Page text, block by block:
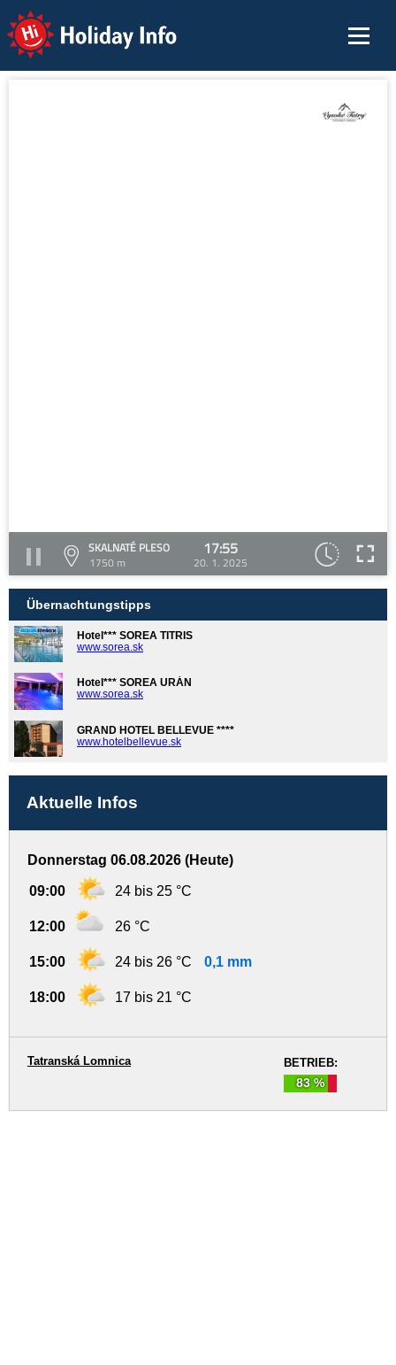
Holiday Info
SKALNATÉ PLESO
1750 m
17:55
20. 1. 2025
Übernachtungstipps
Hotel*** SOREA TITRIS
www.sorea.sk
Hotel*** SOREA URÁN
www.sorea.sk
GRAND HOTEL BELLEVUE ****
www.hotelbellevue.sk
Aktuelle Infos
Donnerstag 06.08.2026 (Heute)
09:00 24 bis 25 °C
12:00 26 °C
15:00 24 bis 26 °C 0,1 mm
18:00 17 bis 21 °C
BETRIEB:
83 %
Tatranská Lomnica